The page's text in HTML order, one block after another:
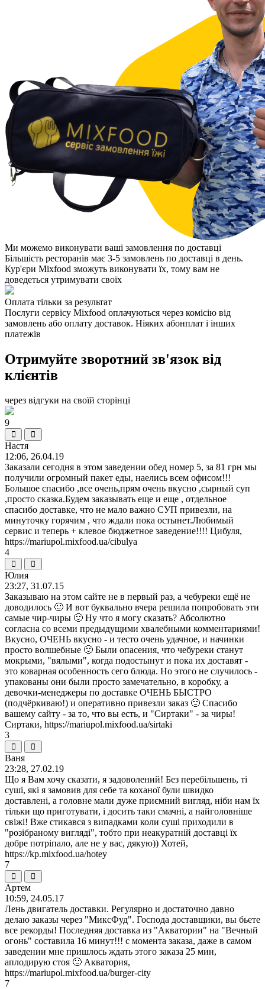
Ми можемо виконувати ваші замовлення по доставці
Більшість ресторанів має 3-5 замовлень по доставці в день.
Кур'єри Mixfood зможуть виконувати їх, тому вам не
доведеться утримувати своїх
Оплата тільки за результат
Послуги сервісу Mixfood оплачуються через комісію від
замовлень або оплату доставок. Ніяких абонплат і інших
платежів
Отримуйте зворотний зв'язок від
клієнтів
через відгуки на своїй сторінці
9
Настя
12:06, 26.04.19
Заказали сегодня в этом заведении обед номер 5, за 81 грн мы
получили огромный пакет еды, наелись всем офисом!!!
Большое спасибо ,все очень,прям очень вкусно ,сырный суп
,просто сказка.Будем заказывать еще и еще , отдельное
спасибо доставке, что не мало важно СУП привезли, на
минуточку горячим , что ждали пока остынет.Любимый
сервис и теперь + клевое бюджетное заведение!!!! Цибуля,
https://mariupol.mixfood.ua/cibulya
4
Юлия
23:27, 31.07.15
Заказываю на этом сайте не в первый раз, а чебуреки ещё не
доводилось 🙂 И вот буквально вчера решила попробовать эти
самые чир-чиры 🙂 Ну что я могу сказать? Абсолютно
согласна со всеми предыдущими хвалебными комментариями!
Вкусно, ОЧЕНЬ вкусно - и тесто очень удачное, и начинки
просто волшебные 🙂 Были опасения, что чебуреки станут
мокрыми, "вялыми", когда подостынут и пока их доставят -
это коварная особенность сего блюда. Но этого не случилось -
упакованы они были просто замечательно, в коробку, а
девочки-менеджеры по доставке ОЧЕНЬ БЫСТРО
(подчёркиваю!) и оперативно привезли заказ 🙂 Спасибо
вашему сайту - за то, что вы есть, и "Сиртаки" - за чиры!
Сиртаки, https://mariupol.mixfood.ua/sirtaki
3
Ваня
23:28, 27.02.19
Що я Вам хочу сказати, я задоволений! Без перебільшень, ті
суші, які я замовив для себе та коханої були швидко
доставлені, а головне мали дуже приємний вигляд, ніби нам їх
тільки що приготувати, і досить таки смачні, а найголовніше
свіжі! Вже стикався з випадками коли суші приходили в
"розібраному вигляді", тобто при неакуратній доставці їх
добре потріпало, але не у вас, дякую)) Хотей,
https://kp.mixfood.ua/hotey
7
Артем
10:59, 24.05.17
Лень двигатель доставки. Регулярно и достаточно давно
делаю заказы через "МиксФуд". Господа доставщики, вы бьете
все рекорды! Последняя доставка из "Акватории" на "Вечный
огонь" составила 16 минут!!! с момента заказа, даже в самом
заведении мне пришлось ждать этого заказа 25 мин,
аплодирую стоя 🙂 Акватория,
https://mariupol.mixfood.ua/burger-city
7